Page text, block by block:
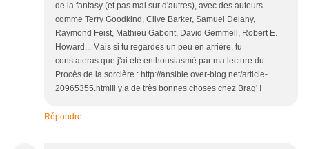
de la fantasy (et pas mal sur d'autres), avec des auteurs
comme Terry Goodkind, Clive Barker, Samuel Delany,
Raymond Feist, Mathieu Gaborit, David Gemmell, Robert E.
Howard... Mais si tu regardes un peu en arrière, tu
constateras que j'ai été enthousiasmé par ma lecture du
Procès de la sorcière : http://ansible.over-blog.net/article-
20965355.htmlIl y a de très bonnes choses chez Brag' !
Répondre